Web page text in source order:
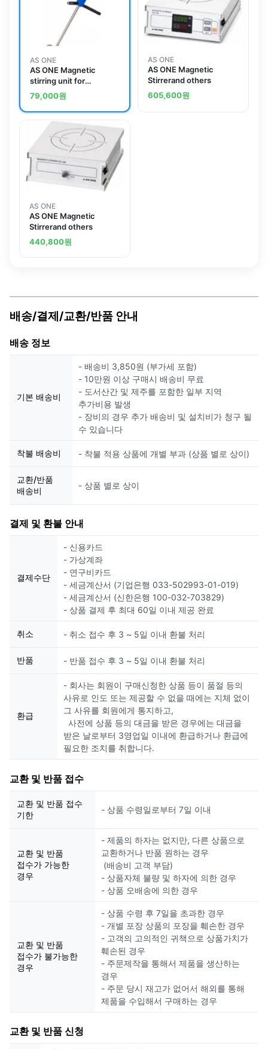
AS ONE
AS ONE Magnetic
stirring unit for
VOLTEGAand others
79,000원
AS ONE
AS ONE Magnetic
Stirrerand others
605,600원
AS ONE
AS ONE Magnetic
Stirrerand others
440,800원
배송/결제/교환/반품 안내
배송 정보
기본 배송비
- 배송비 3,850원 (부가세 포함)
- 10만원 이상 구매시 배송비 무료
- 도서산간 및 제주를 포함한 일부 지역
추가비용 발생
- 장비의 경우 추가 배송비 및 설치비가 청구 될
수 있습니다
착불 배송비 - 착불 적용 상품에 개별 부과 (상품 별로 상이)
교환/반품
배송비
- 상품 별로 상이
결제 및 환불 안내
결제수단
- 신용카드
- 가상계좌
- 연구비카드
- 세금계산서 (기업은행 033-502993-01-019)
- 세금계산서 (신한은행 100-032-703829)
- 상품 결제 후 최대 60일 이내 제공 완료
취소 - 취소 접수 후 3 ~ 5일 이내 환불 처리
반품 - 반품 접수 후 3 ~ 5일 이내 환불 처리
환급
- 회사는 회원이 구매신청한 상품 등이 품절 등의
사유로 인도 또는 제공할 수 없을 때에는 지체 없이
그 사유를 회원에게 통지하고,
사전에 상품 등의 대금을 받은 경우에는 대금을
받은 날로부터 3영업일 이내에 환급하거나 환급에
필요한 조치를 취합니다.
교환 및 반품 접수
교환 및 반품 접수
기한
- 상품 수령일로부터 7일 이내
교환 및 반품
접수가 가능한
경우
- 제품의 하자는 없지만, 다른 상품으로
교환하거나 반품 원하는 경우
(배송비 고객 부담)
- 상품자체 불량 및 하자에 의한 경우
- 상품 오배송에 의한 경우
교환 및 반품
접수가 불가능한
경우
- 상품 수령 후 7일을 초과한 경우
- 개별 포장 상품의 포장을 훼손한 경우
- 고객의 고의적인 귀책으로 상품가치가
훼손된 경우
- 주문제작을 통해서 제품을 생산하는
경우
- 주문 당시 재고가 없어서 해외를 통해
제품을 수입해서 구매하는 경우
교환 및 반품 신청